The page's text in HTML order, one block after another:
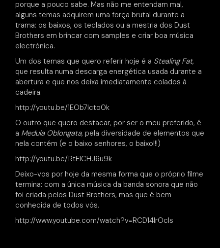
porque a pouco sabe. Mas não me entendam mal,
alguns temas adquirem uma força brutal durante a
trama: os baixos, os teclados ou a mestria dos Dust
Brothers em brincar com samples e criar boa música
electrónica.
Um dos temas que quero referir hoje é a Stealing Fat,
que resulta numa descarga energética usada durante a
abertura e que nos deixa imediatamente colados à
cadeira.
http://youtu.be/1EOb7lcto0k
O outro que quero destacar, por ser o meu preferido, é
a Medula Oblongata, pela diversidade de elementos que
nela contém (e o baixo senhores, o baixo!!!)
http://youtu.be/RtEICHJ6u9k
Deixo-vos por hoje da mesma forma que o próprio filme
termina: com a única música da banda sonora que não
foi criada pelos Dust Brothers, mas que é bem
conhecida de todos vós.
http://www.youtube.com/watch?v=RCD14IrOcIs